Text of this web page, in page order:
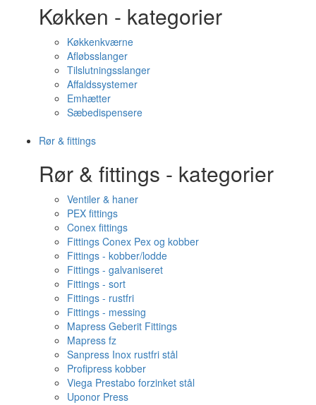
Køkken - kategorier
Køkkenkværne
Afløbsslanger
Tilslutningsslanger
Affaldssystemer
Emhætter
Sæbedispensere
Rør & fittings
Rør & fittings - kategorier
Ventiler & haner
PEX fittings
Conex fittings
Fittings Conex Pex og kobber
Fittings - kobber/lodde
Fittings - galvaniseret
Fittings - sort
Fittings - rustfri
Fittings - messing
Mapress Geberit Fittings
Mapress fz
Sanpress Inox rustfri stål
Profipress kobber
Viega Prestabo forzinket stål
Uponor Press